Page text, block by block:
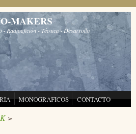
MAKERS
- Radioafición - Técnica - Desarrollo
MONOGRAFICOS CONTACTO
>